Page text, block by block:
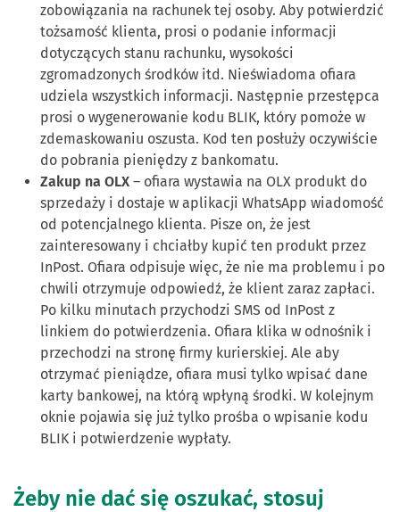
zobowiązania na rachunek tej osoby. Aby potwierdzić
tożsamość klienta, prosi o podanie informacji
dotyczących stanu rachunku, wysokości
zgromadzonych środków itd. Nieświadoma ofiara
udziela wszystkich informacji. Następnie przestępca
prosi o wygenerowanie kodu BLIK, który pomoże w
zdemaskowaniu oszusta. Kod ten posłuży oczywiście
do pobrania pieniędzy z bankomatu.
Zakup na OLX – ofiara wystawia na OLX produkt do
sprzedaży i dostaje w aplikacji WhatsApp wiadomość
od potencjalnego klienta. Pisze on, że jest
zainteresowany i chciałby kupić ten produkt przez
InPost. Ofiara odpisuje więc, że nie ma problemu i po
chwili otrzymuje odpowiedź, że klient zaraz zapłaci.
Po kilku minutach przychodzi SMS od InPost z
linkiem do potwierdzenia. Ofiara klika w odnośnik i
przechodzi na stronę firmy kurierskiej. Ale aby
otrzymać pieniądze, ofiara musi tylko wpisać dane
karty bankowej, na którą wpłyną środki. W kolejnym
oknie pojawia się już tylko prośba o wpisanie kodu
BLIK i potwierdzenie wypłaty.
Żeby nie dać się oszukać, stosuj